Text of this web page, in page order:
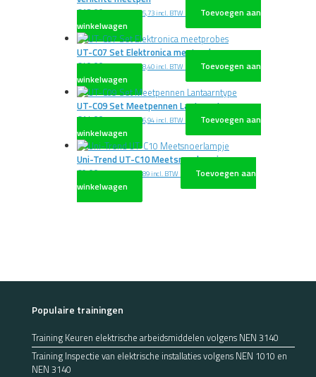
€13,00 excl. BTW€15,73 incl. BTW
Toevoegen aan
winkelwagen
UT-C07 Set Elektronica meetprobes
€40,00 excl. BTW€48,40 incl. BTW
Toevoegen aan
winkelwagen
UT-C09 Set Meetpennen Lantaarntype
€14,00 excl. BTW€16,94 incl. BTW
Toevoegen aan
winkelwagen
Uni-Trend UT-C10 Meetsnoerlampje
€9,00 excl. BTW€10,89 incl. BTW
Toevoegen aan
winkelwagen
Populaire trainingen
Training Keuren elektrische arbeidsmiddelen volgens NEN 3140
Training Inspectie van elektrische installaties volgens NEN 1010 en
NEN 3140